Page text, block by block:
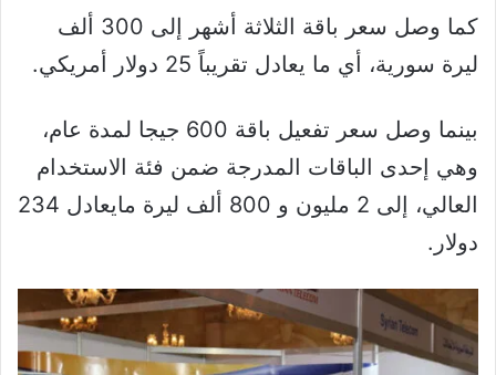
كما وصل سعر باقة الثلاثة أشهر إلى 300 ألف
ليرة سورية، أي ما يعادل تقريباً 25 دولار أمريكي.
بينما وصل سعر تفعيل باقة 600 جيجا لمدة عام،
وهي إحدى الباقات المدرجة ضمن فئة الاستخدام
العالي، إلى 2 مليون و 800 ألف ليرة مايعادل 234
دولار.